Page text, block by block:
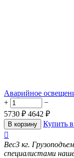
Аварийное
+
−
5730 ₽ 4642 ₽
В корзину
Купить

Вес3 кг.
специалистами